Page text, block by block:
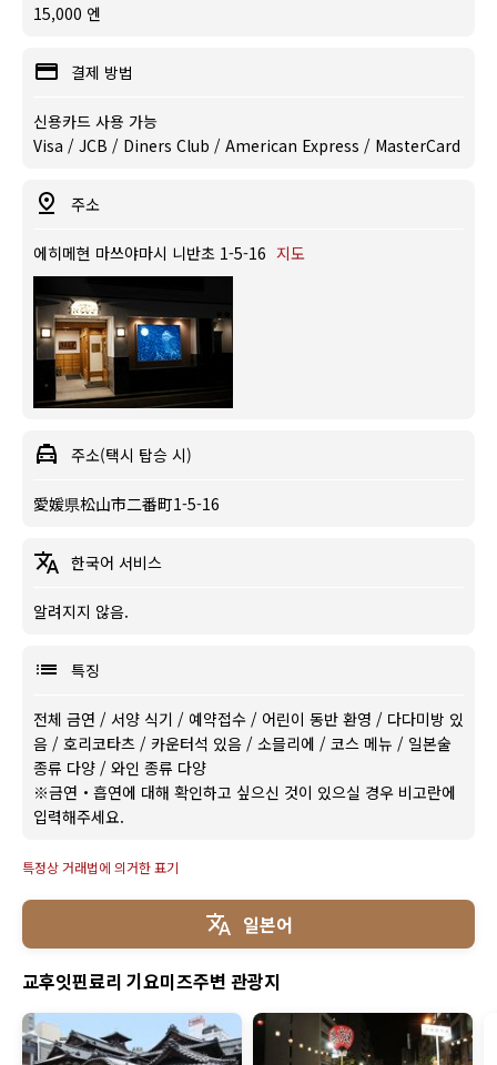
15,000 엔
결제 방법
신용카드 사용 가능
Visa / JCB / Diners Club / American Express / MasterCard
주소
에히메현 마쓰야마시 니반초 1-5-16 지도
주소(택시 탑승 시)
愛媛県松山市二番町1-5-16
한국어 서비스
알려지지 않음.
특징
전체 금연 / 서양 식기 / 예약접수 / 어린이 동반 환영 / 다다미방 있
음 / 호리코타츠 / 카운터석 있음 / 소믈리에 / 코스 메뉴 / 일본술
종류 다양 / 와인 종류 다양
※금연・흡연에 대해 확인하고 싶으신 것이 있으실 경우 비고란에
입력해주세요.
특정상 거래법에 의거한 표기
일본어
교후잇핀료리 기요미즈주변 관광지